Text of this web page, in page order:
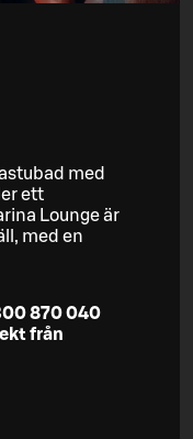
med
ett
Lounge är
med en
870 040
från